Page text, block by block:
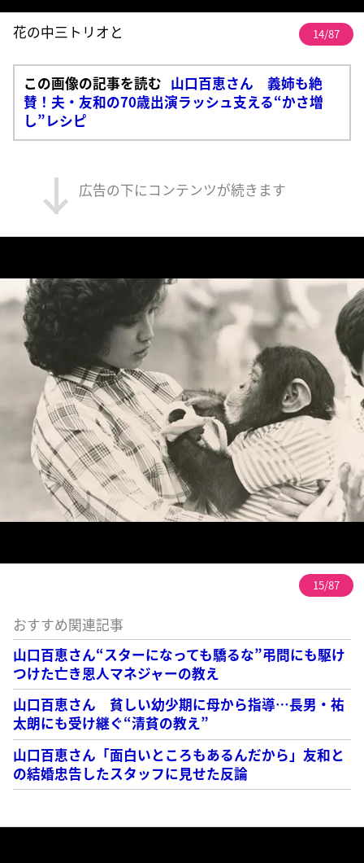
花の中三トリオと 14/87
この画像の記事を読む 山口百恵さん 義姉も絶
賛！夫・友和の70歳出演ラッシュ支える“かさ増
し”レシピ
広告の下にコンテンツが続きます
15/87
おすすめ関連記事
山口百恵さん“スターになっても驕るな”弔問にも駆け
つけた亡き恩人マネジャーの教え
山口百恵さん 貧しい幼少期に母から指導…長男・祐
太朗にも受け継ぐ“清貧の教え”
山口百恵さん「面白いところもあるんだから」友和と
の結婚忠告したスタッフに見せた反論